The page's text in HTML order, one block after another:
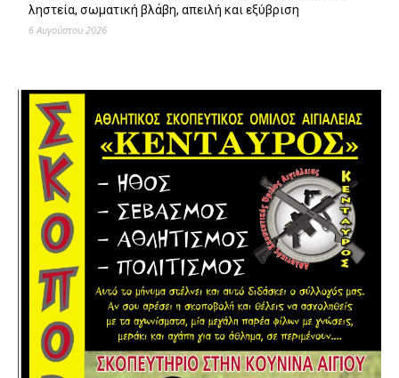
ληστεία, σωματική βλάβη, απειλή και εξύβριση
6 Αυγούστου 2026